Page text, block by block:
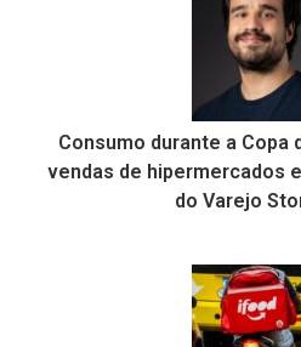
Consumo durante a Copa
vendas de hipermercados
do Varejo